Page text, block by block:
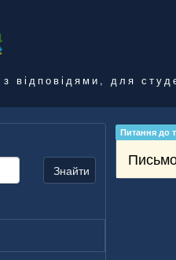
відповідями, для
Питання до
Знайти